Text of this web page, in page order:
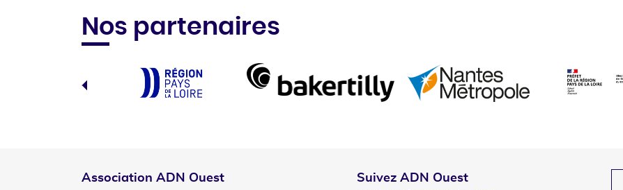
Nos partenaires
Association ADN Ouest
Suivez ADN Ouest